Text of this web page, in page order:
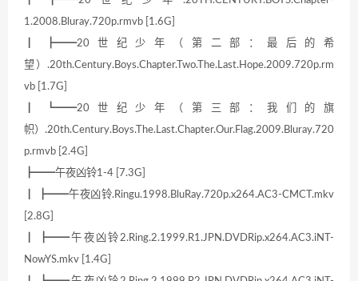
1.2008.Bluray.720p.rmvb [1.6G]
┃ ┣━━20世纪少年（第二部：最后的希
望）.20th.Century.Boys.Chapter.Two.The.Last.Hope.2009.720p.rm
vb [1.7G]
┃ ┗━━20世纪少年（第三部：我们的旗
帜）.20th.Century.Boys.The.Last.Chapter.Our.Flag.2009.Bluray.720
p.rmvb [2.4G]
┣━━午夜凶铃1-4 [7.3G]
┃ ┣━━午夜凶铃.Ringu.1998.BluRay.720p.x264.AC3-CMCT.mkv
[2.8G]
┃ ┣━━午夜凶铃2.Ring.2.1999.R1.JPN.DVDRip.x264.AC3.iNT-
NowYS.mkv [1.4G]